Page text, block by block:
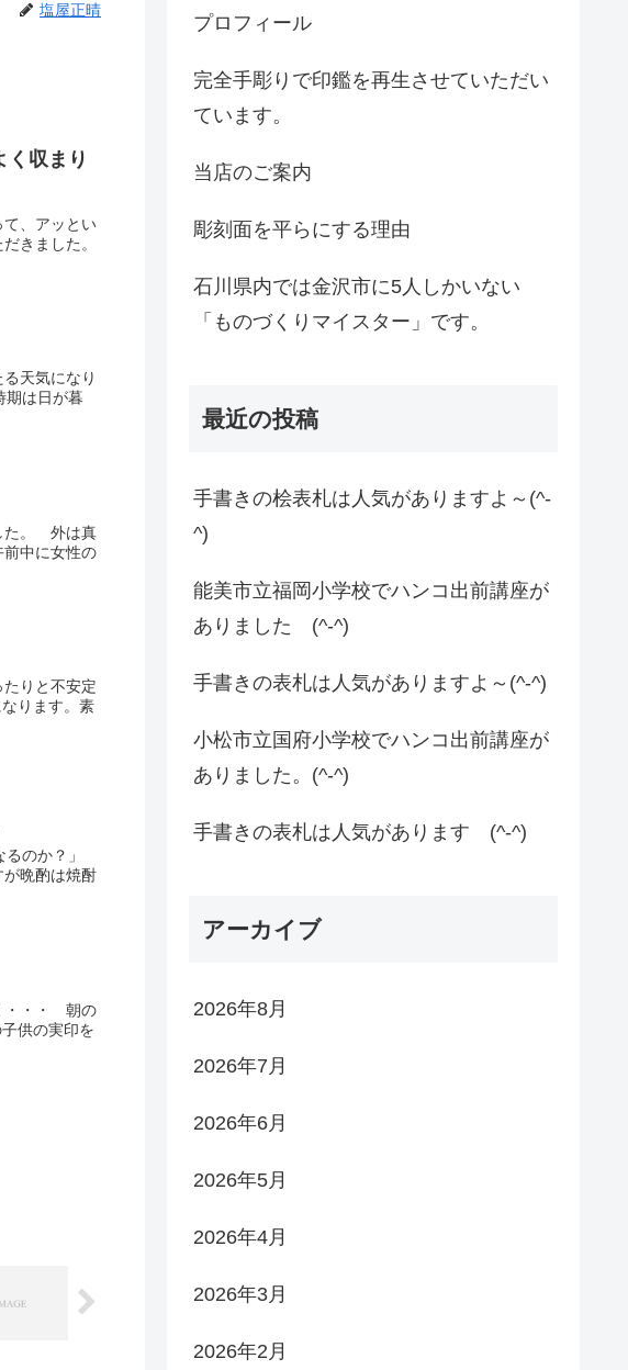
塩屋正晴
く収まり
、アッとい
きました。
天気になり
期は日が暮
た。 外は真
中に女性の
りと不安定
ります。素
のか？」
晩酌は焼酎
・・・ 朝の
供の実印を
プロフィール
完全手彫りで印鑑を再生させていただい
ています。
当店のご案内
彫刻面を平らにする理由
石川県内では金沢市に5人しかいない
「ものづくりマイスター」です。
最近の投稿
手書きの桧表札は人気がありますよ～(^-
^)
能美市立福岡小学校でハンコ出前講座が
ありました (^-^)
手書きの表札は人気がありますよ～(^-^)
小松市立国府小学校でハンコ出前講座が
ありました。(^-^)
手書きの表札は人気があります (^-^)
アーカイブ
2026年8月
2026年7月
2026年6月
2026年5月
2026年4月
2026年3月
2026年2月